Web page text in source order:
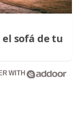
sofá de tu
WITH